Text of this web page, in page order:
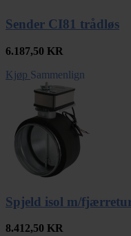
Sender CI81 trådløs
6.187,50 KR
Kjøp Sammenlign
Spjeld isol m/
8.412,50 KR